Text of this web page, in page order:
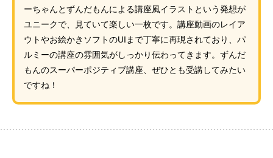
ーちゃんとずんだもんによる講座風イラストという発想が
ユニークで、見ていて楽しい一枚です。講座動画のレイア
ウトやお絵かきソフトのUIまで丁寧に再現されており、パ
ルミーの講座の雰囲気がしっかり伝わってきます。ずんだ
もんのスーパーポジティブ講座、ぜひとも受講してみたい
ですね！